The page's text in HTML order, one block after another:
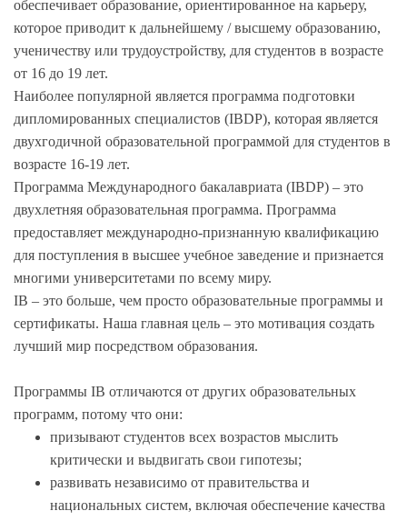
обеспечивает образование, ориентированное на карьеру,
которое приводит к дальнейшему / высшему образованию,
ученичеству или трудоустройству, для студентов в возрасте
от 16 до 19 лет.
Наиболее популярной является программа подготовки
дипломированных специалистов (IBDP), которая является
двухгодичной образовательной программой для студентов в
возрасте 16-19 лет.
Программа Международного бакалавриата (IBDP) – это
двухлетняя образовательная программа. Программа
предоставляет международно-признанную квалификацию
для поступления в высшее учебное заведение и признается
многими университетами по всему миру.
IB – это больше, чем просто образовательные программы и
сертификаты. Наша главная цель – это мотивация создать
лучший мир посредством образования.
Программы IB отличаются от других образовательных
программ, потому что они:
призывают студентов всех возрастов мыслить
критически и выдвигать свои гипотезы;
развивать независимо от правительства и
национальных систем, включая обеспечение качества